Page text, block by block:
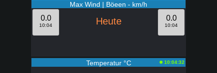
Max Wind | Böeen - km/h
0.0
10:04
0.0
10:04
Heute
Temperatur °C 10:04:32